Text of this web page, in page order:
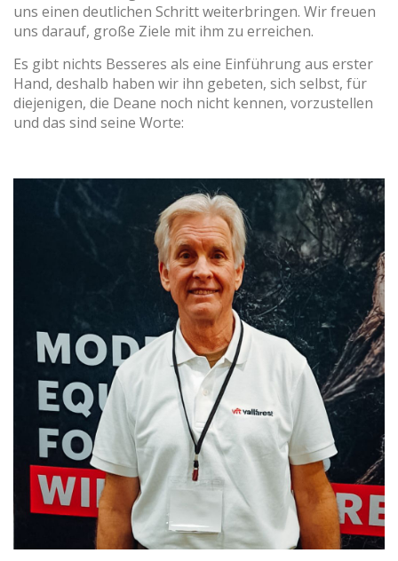
ES EN FR DE IT PT
(+34) 93 867 87 79
Kontaktiere uns
uns einen deutlichen Schritt weiterbringen. Wir freuen
uns darauf, große Ziele mit ihm zu erreichen.
Es gibt nichts Besseres als eine Einführung aus erster
Hand, deshalb haben wir ihn gebeten, sich selbst, für
diejenigen, die Deane noch nicht kennen, vorzustellen
und das sind seine Worte:
Cookies ändern
Technik und Funktional
Immer aktiv
Diese Website verwendet eigene Cookies, um
Informationen zu sammeln, um unsere Dienste zu
verbessern. Wenn Sie weiter surfen, akzeptieren Sie deren
Installation. Der Benutzer hat die Möglichkeit, seinen
Browser zu konfigurieren und auf Wunsch zu verhindern,
dass er auf seiner Festplatte installiert wird, obwohl er